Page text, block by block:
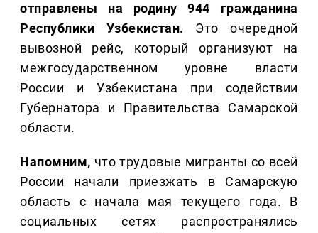
отправлены на родину 944 гражданина
Республики Узбекистан. Это очередной
вывозной рейс, который организуют на
межгосударственном уровне власти
России и Узбекистана при содействии
Губернатора и Правительства Самарской
области.
Напомним, что трудовые мигранты со всей
России начали приезжать в Самарскую
область с начала мая текущего года. В
социальных сетях распространялись